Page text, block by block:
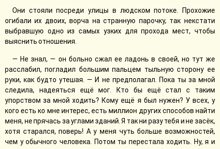
Они стояли посреди улицы в людском потоке. Прохожие
огибали их двоих, ворча на странную парочку, так некстати
выбравшую одно из самых узких для прохода мест, чтобы
выяснить отношения.
— Не знал, — он больно сжал ее ладонь в своей, но тут же
расслабил, погладил большим пальцем тыльную сторону ее
руки, как будто утешая. — И не предполагал. Пока ты за мной
следила, надеяться ещё мог. Кто бы ещё стал с таким
упорством за мной ходить? Кому ещё я был нужен? У всех, у
кого есть ко мне интерес, есть миллион других способов найти
меня, не прячась за углами зданий. Я так ни разу тебя и не засёк,
хотя старался, поверь! А у меня чуть больше возможностей,
чем у обычного человека. Потом ты перестала ходить. Ну, я и